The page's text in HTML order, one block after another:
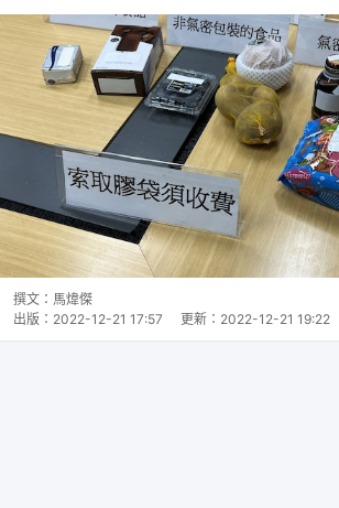
撰文： 馬煒傑
出版： 2022-12-21 17:57 更新： 2022-12-21 19:22